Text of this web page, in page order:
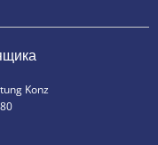
Konz